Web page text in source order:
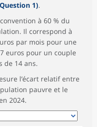
1).
à 60 % du
Il correspond à
par mois pour une
euros pour un couple
de 14 ans.
l’écart relatif entre
pauvre et le
2024.